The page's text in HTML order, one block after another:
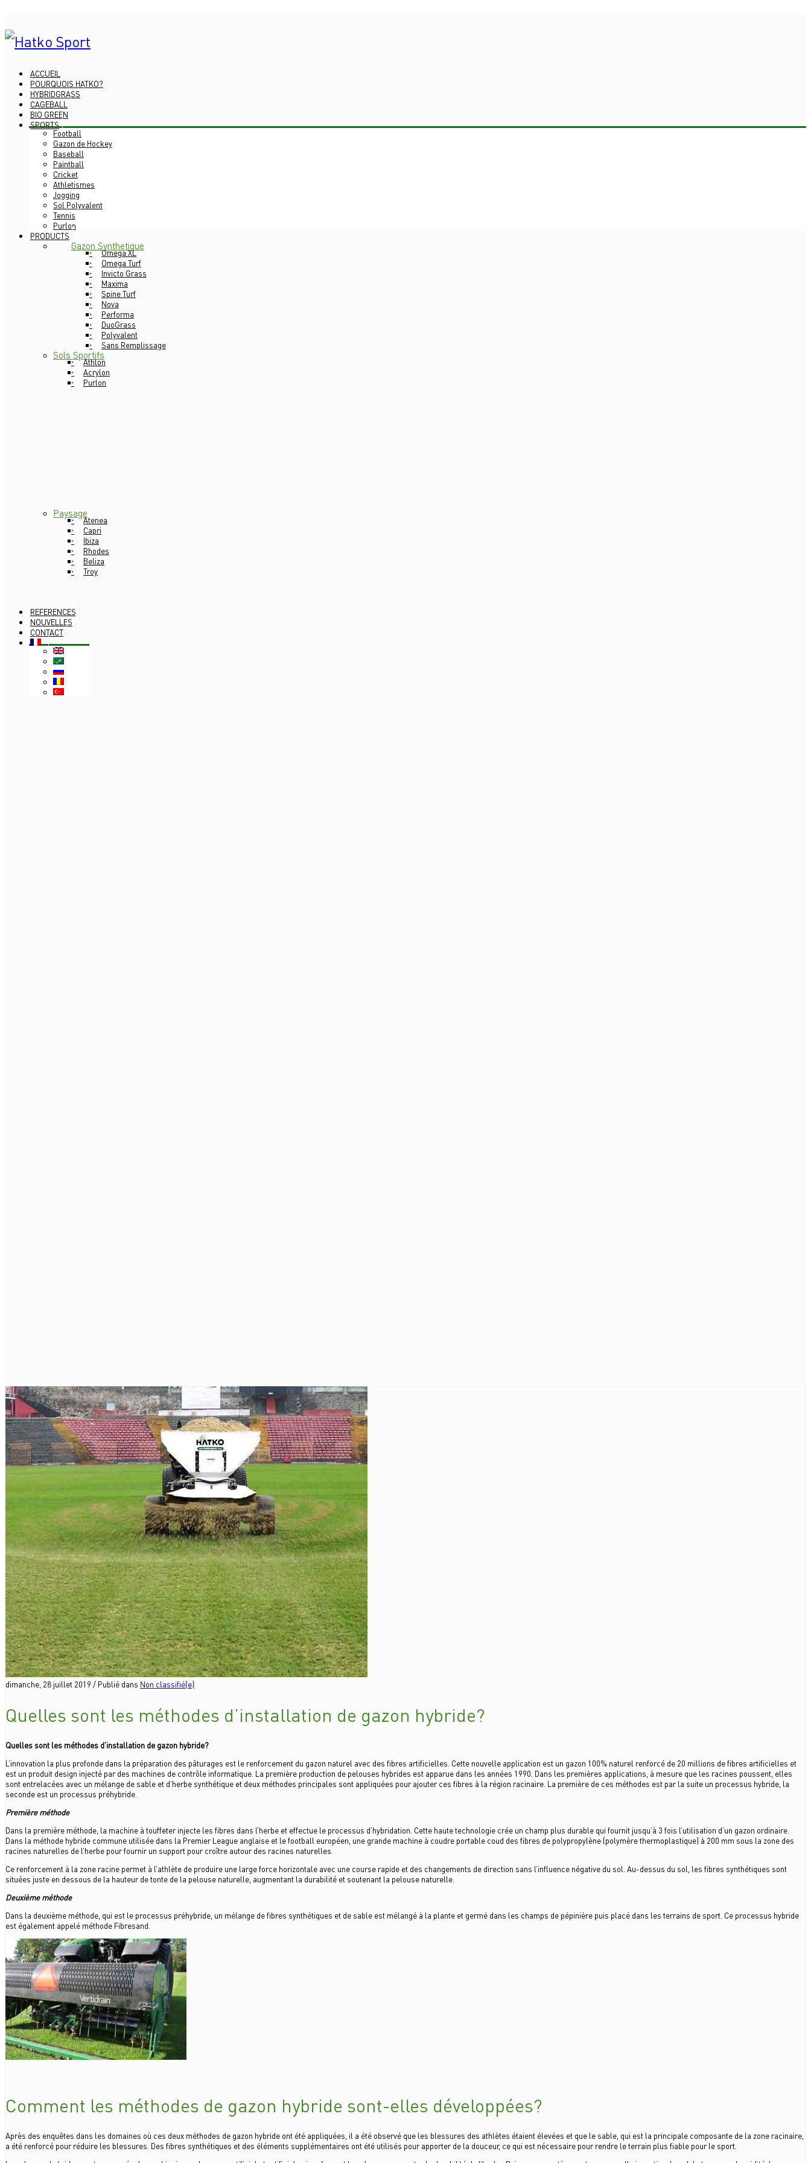
ACCUEIL
POURQUOIS HATKO?
HYBRIDGRASS
CAGEBALL
BIO GREEN
SPORTS
Football
Gazon de Hockey
Baseball
Paintball
Cricket
Athletismes
Jogging
Sol Polyvalent
Tennis
Purlon
PRODUCTS
Gazon Synthetique
Omega XL
Omega Turf
Invicto Grass
Maxima
Spine Turf
Nova
Performa
DuoGrass
Polyvalent
Sans Remplissage
Sols Sportifs
Athlon
Acrylon
Purlon
Paysage
Atenea
Capri
Ibiza
Rhodes
Beliza
Troy
REFERENCES
NOUVELLES
CONTACT
dimanche, 28 juillet 2019 / Publié dans Non classifié(e)
Quelles sont les méthodes d’installation de gazon hybride?
Quelles sont les méthodes d’installation de gazon hybride?
L’innovation la plus profonde dans la préparation des pâturages est le renforcement du gazon naturel avec des fibres artificielles. Cette nouvelle application est un gazon 100% naturel renforcé de 20 millions de fibres artificielles et
est un produit design injecté par des machines de contrôle informatique. La première production de pelouses hybrides est apparue dans les années 1990. Dans les premières applications, à mesure que les racines poussent, elles
sont entrelacées avec un mélange de sable et d’herbe synthétique et deux méthodes principales sont appliquées pour ajouter ces fibres à la région racinaire. La première de ces méthodes est par la suite un processus hybride, la
seconde est un processus préhybride.
Première méthode
Dans la première méthode, la machine à touffeter injecte les fibres dans l’herbe et effectue le processus d’hybridation. Cette haute technologie crée un champ plus durable qui fournit jusqu’à 3 fois l’utilisation d’un gazon ordinaire.
Dans la méthode hybride commune utilisée dans la Premier League anglaise et le football européen, une grande machine à coudre portable coud des fibres de polypropylène (polymère thermoplastique) à 200 mm sous la zone des
racines naturelles de l’herbe pour fournir un support pour croître autour des racines naturelles.
Ce renforcement à la zone racine permet à l’athlète de produire une large force horizontale avec une course rapide et des changements de direction sans l’influence négative du sol. Au-dessus du sol, les fibres synthétiques sont
situées juste en dessous de la hauteur de tonte de la pelouse naturelle, augmentant la durabilité et soutenant la pelouse naturelle.
Deuxième méthode
Dans la deuxième méthode, qui est le processus préhybride, un mélange de fibres synthétiques et de sable est mélangé à la plante et germé dans les champs de pépinière puis placé dans les terrains de sport. Ce processus hybride
est également appelé méthode Fibresand.
Comment les méthodes de gazon hybride sont-elles développées?
Après des enquêtes dans les domaines où ces deux méthodes de gazon hybride ont été appliquées, il a été observé que les blessures des athlètes étaient élevées et que le sable, qui est la principale composante de la zone racinaire,
a été renforcé pour réduire les blessures. Des fibres synthétiques et des éléments supplémentaires ont été utilisés pour apporter de la douceur, ce qui est nécessaire pour rendre le terrain plus fiable pour le sport.